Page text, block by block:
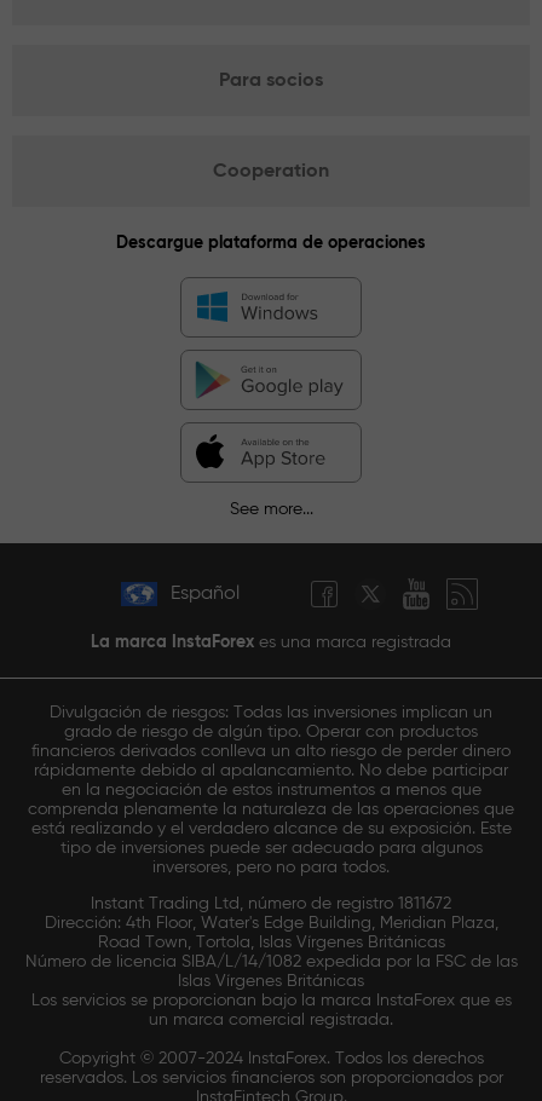
Para socios
Cooperation
Descargue plataforma de operaciones
See more...
Español
La marca InstaForex es una marca registrada
Divulgación de riesgos: Todas las inversiones implican un
grado de riesgo de algún tipo. Operar con productos
financieros derivados conlleva un alto riesgo de perder dinero
rápidamente debido al apalancamiento. No debe participar
en la negociación de estos instrumentos a menos que
comprenda plenamente la naturaleza de las operaciones que
está realizando y el verdadero alcance de su exposición. Este
tipo de inversiones puede ser adecuado para algunos
inversores, pero no para todos.
Instant Trading Ltd, número de registro 1811672
Dirección: 4th Floor, Water's Edge Building, Meridian Plaza,
Road Town, Tortola, Islas Vírgenes Británicas
Número de licencia SIBA/L/14/1082 expedida por la FSC de las
Islas Vírgenes Británicas
Los servicios se proporcionan bajo la marca InstaForex que es
un marca comercial registrada.
Copyright © 2007-2024 InstaForex. Todos los derechos
reservados. Los servicios financieros son proporcionados por
InstaFintech Group.